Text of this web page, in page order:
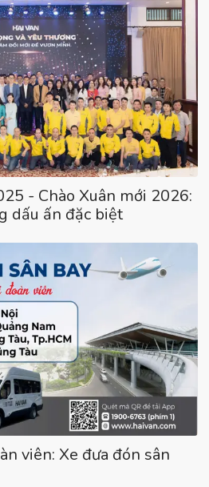
- Chào Xuân mới 2026:
dấu ấn đặc biệt
viên: Xe đưa đón sân